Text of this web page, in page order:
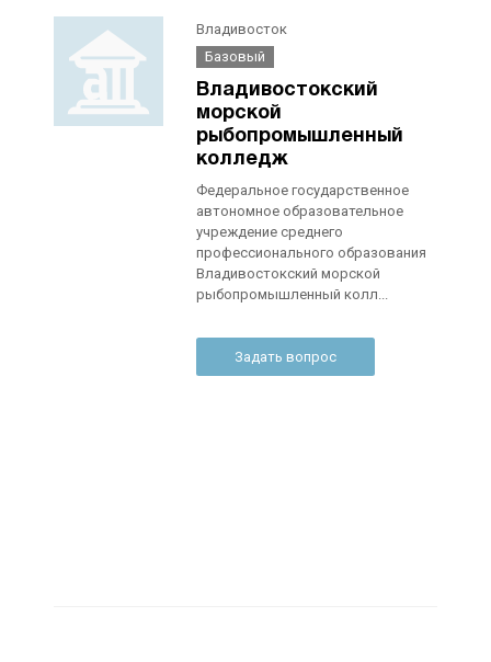
Владивосток
Базовый
Владивостокский
морской
рыбопромышленный
колледж
Федеральное государственное
автономное образовательное
учреждение среднего
профессионального образования
Владивостокский морской
рыбопромышленный колл...
Задать вопрос